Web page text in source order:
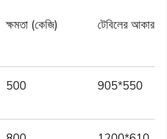
ক্ষমতা (কেজি) টেবিলের আকার
500 905*550